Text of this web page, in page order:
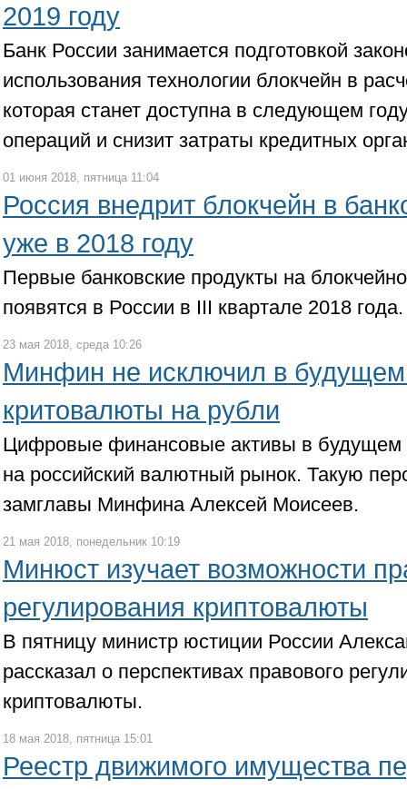
2019 году
Банк России занимается подготовкой
использования технологии блокчейн в
которая станет доступна в следующем
операций и снизит затраты кредитных
01 июня 2018, пятница 11:04
Россия внедрит блокчейн в
уже в 2018 году
Первые банковские продукты на
появятся в России в III квартале 2018 года.
23 мая 2018, среда 10:26
Минфин не исключил в
критовалюты на рубли
Цифровые финансовые активы в будущем
на российский валютный рынок. Такую
замглавы Минфина Алексей Моисеев.
21 мая 2018, понедельник 10:19
Минюст изучает возможности
регулирования криптовалюты
В пятницу министр юстиции России
рассказал о перспективах правового
криптовалюты.
18 мая 2018, пятница 15:01
Реестр движимого имущества